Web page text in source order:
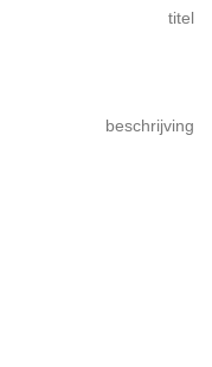
titel
beschrijving